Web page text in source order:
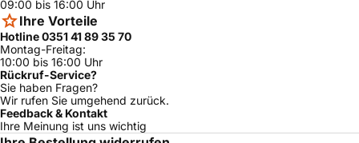
09:00 bis 16:00 Uhr
Ihre Vorteile
Hotline 0351 41 89 35 70
Montag-Freitag:
10:00 bis 16:00 Uhr
Rückruf-Service?
Sie haben Fragen?
Wir rufen Sie umgehend zurück.
Feedback & Kontakt
Ihre Meinung ist uns wichtig